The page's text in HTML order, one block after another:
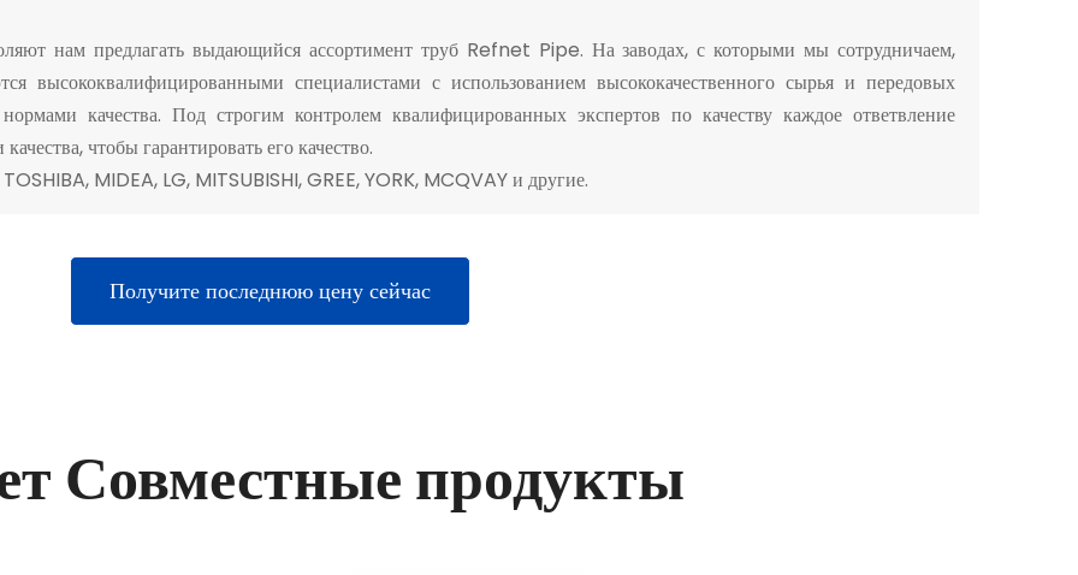
нам предлагать выдающийся ассортимент труб Refnet Pipe. На заводах, с которыми мы сотрудничаем,
высококвалифицированными специалистами с использованием высококачественного сырья и передовых
качества. Под строгим контролем квалифицированных экспертов по качеству каждое ответвление
чтобы гарантировать его качество.
MIDEA, LG, MITSUBISHI, GREE, YORK, MCQVAY и другие.
Получите последнюю цену сейчас
Совместные продукты